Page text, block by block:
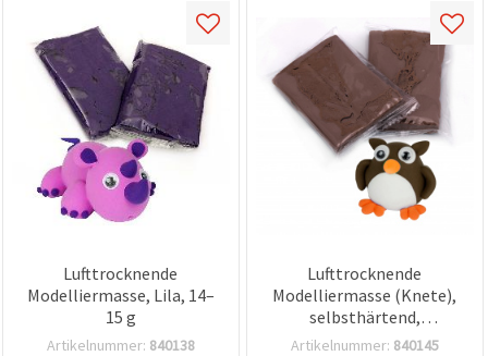
Lufttrocknende
Modelliermasse, Lila, 14–
15 g
Artikelnummer: 840138
Lufttrocknende
Modelliermasse (Knete),
selbsthärtend,
dunkelbraun, 14–15 g
Artikelnummer: 840145